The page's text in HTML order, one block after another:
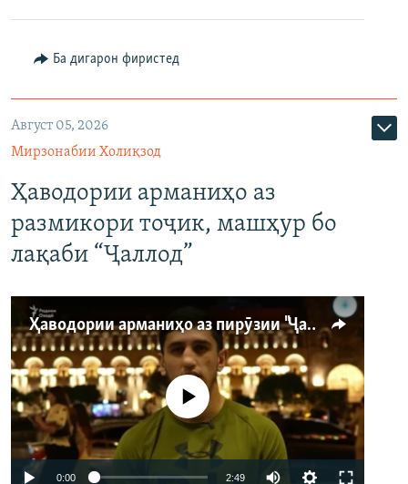
Ба дигарон фиристед
Август 05, 2026
Мирзонабии Холиқзод
Ҳаводории арманиҳо аз
размикори тоҷик, машҳур бо
лақаби “Ҷаллод”
Ҳаводории арманиҳо аз пирӯзии "Ҷаллод"-и тоҷик
Феълан кор намекунад
0:00 2:49